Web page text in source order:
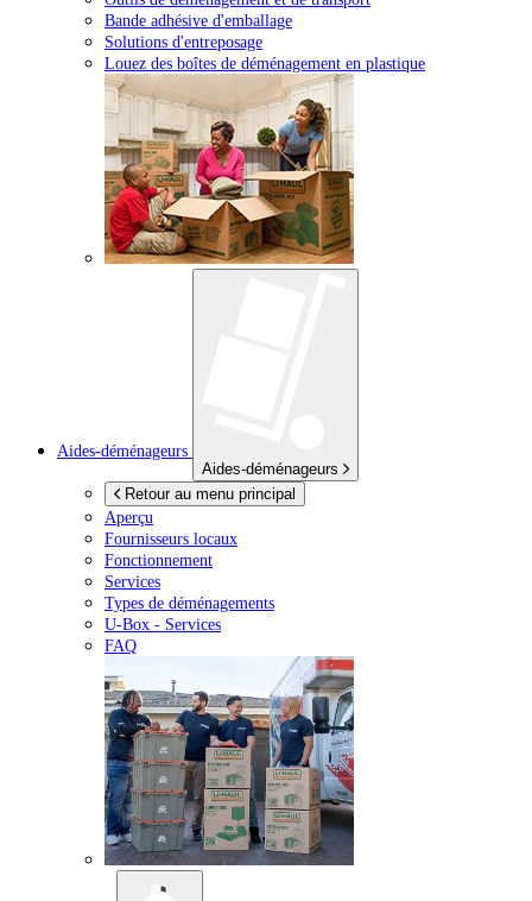
Bande adhésive d'emballage
Solutions d'entreposage
Louez des boîtes de déménagement en plastique
Aides-déménageurs
Aides-déménageurs
Retour au menu principal
Aperçu
Fournisseurs locaux
Fonctionnement
Services
Types de déménagements
U-Box - Services
FAQ